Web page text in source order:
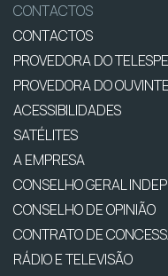
CONTACTOS
CONTACTOS
PROVEDORA DO
PROVEDORA DO
ACESSIBILIDADES
SATÉLITES
A EMPRESA
CONSELHO GERAL
CONSELHO DE OPINIÃO
CONTRATO DE
RÁDIO E TELEVISÃO